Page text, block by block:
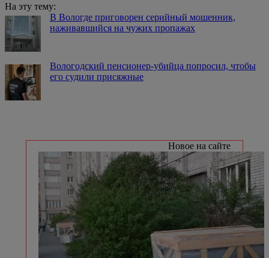
На эту тему:
В Вологде приговорен серийный мошенник,
наживавшийся на чужих пропажах
Вологодский пенсионер-убийца попросил, чтобы
его судили присяжные
Новое на сайте